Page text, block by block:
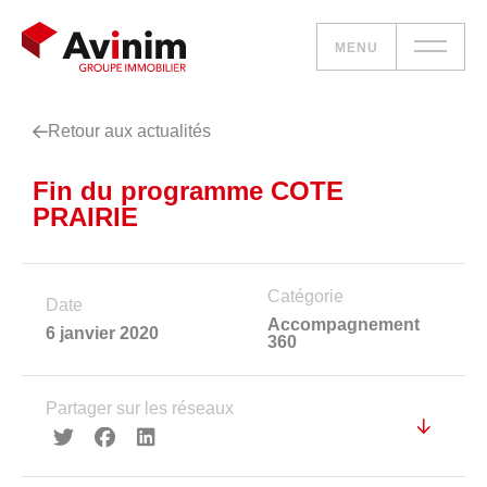
MENU
Vos besoins
Nos solutions
Le groupe
Réalisations
Nous rejoindre
Accueil
Retour aux actualités
Fin du programme COTE
PRAIRIE
Date
6 janvier 2020
Catégorie
Accompagnement
360
Partager sur les réseaux